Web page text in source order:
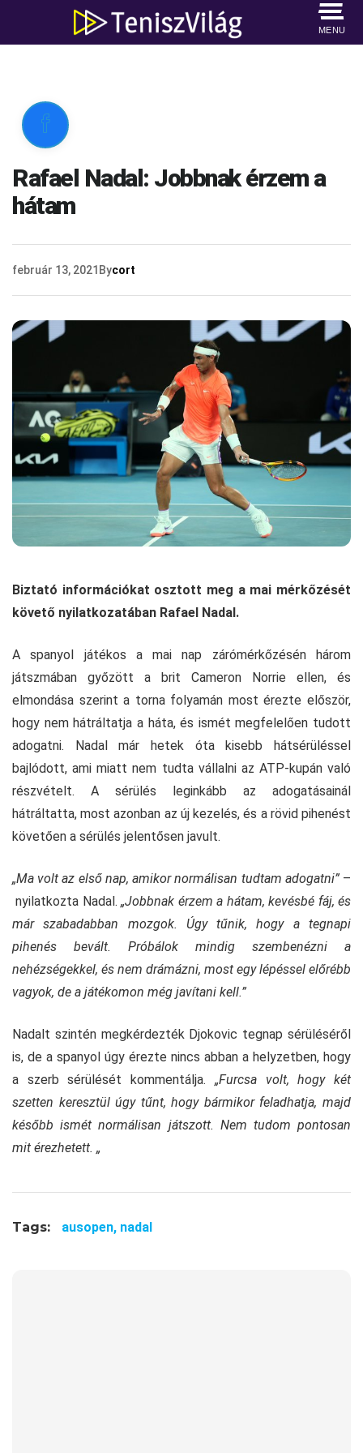
MENU

Rafael Nadal: Jobbnak érzem a
hátam
február 13, 2021 Bycort
Biztató információkat osztott meg a mai mérkőzését
követő nyilatkozatában Rafael Nadal.
A spanyol játékos a mai nap zárómérkőzésén három
játszmában győzött a brit Cameron Norrie ellen, és
elmondása szerint a torna folyamán most érezte először,
hogy nem hátráltatja a háta, és ismét megfelelően tudott
adogatni. Nadal már hetek óta kisebb hátsérüléssel
bajlódott, ami miatt nem tudta vállalni az ATP-kupán való
részvételt. A sérülés leginkább az adogatásainál
hátráltatta, most azonban az új kezelés, és a rövid pihenést
követően a sérülés jelentősen javult.
„Ma volt az első nap, amikor normálisan tudtam adogatni”–
nyilatkozta Nadal.„Jobbnak érzem a hátam, kevésbé fáj, és
már szabadabban mozgok. Úgy tűnik, hogy a tegnapi
pihenés bevált. Próbálok mindig szembenézni a
nehézségekkel, és nem drámázni, most egy lépéssel előrébb
vagyok, de a játékomon még javítani kell.”
Nadalt szintén megkérdezték Djokovic tegnap sérüléséről
is, de a spanyol úgy érezte nincs abban a helyzetben, hogy
a szerb sérülését kommentálja. „Furcsa volt, hogy két
szetten keresztül úgy tűnt, hogy bármikor feladhatja, majd
később ismét normálisan játszott. Nem tudom pontosan
mit érezhetett. „
Tags: ausopen, nadal